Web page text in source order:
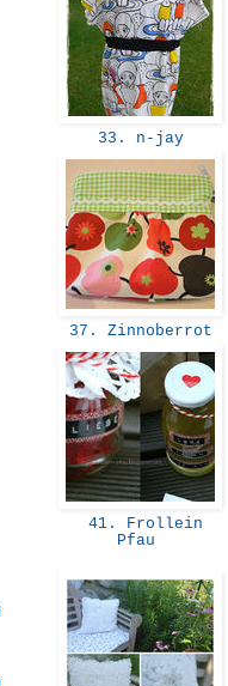
33. n-jay
37. Zinnoberrot
41. Frollein
Pfau